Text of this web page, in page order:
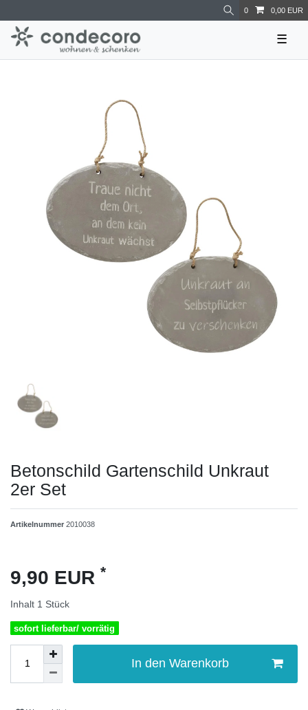
0 0,00 EUR
☰
Betonschild Gartenschild Unkraut
2er Set
Artikelnummer 2010038
9,90 EUR *
Inhalt 1 Stück
sofort lieferbar/ vorrätig
In den Warenkorb